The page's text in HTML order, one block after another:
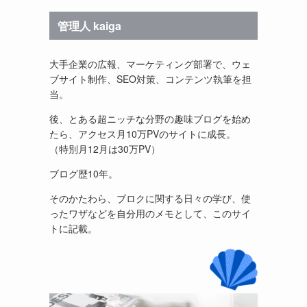
管理人 kaiga
大手企業の広報、マーケティング部署で、ウェ
ブサイト制作、SEO対策、コンテンツ執筆を担
当。
後、とある超ニッチな分野の趣味ブログを始め
たら、アクセス月10万PVのサイトに成長。
（特別月12月は30万PV）
ブログ歴10年。
そのかたわら、ブロクに関する日々の学び、使
ったワザなどを自分用のメモとして、このサイ
トに記載。